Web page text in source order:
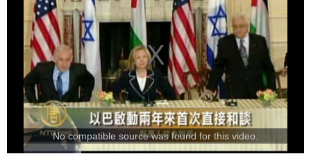
No compatible source was found for this video.